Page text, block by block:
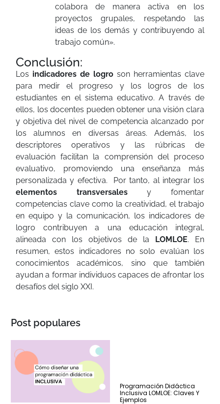
colabora de manera activa en los
proyectos grupales, respetando las
ideas de los demás y contribuyendo al
trabajo común».
Conclusión:
Los indicadores de logro son herramientas clave
para medir el progreso y los logros de los
estudiantes en el sistema educativo. A través de
ellos, los docentes pueden obtener una visión clara
y objetiva del nivel de competencia alcanzado por
los alumnos en diversas áreas. Además, los
descriptores operativos y las rúbricas de
evaluación facilitan la comprensión del proceso
evaluativo, promoviendo una enseñanza más
personalizada y efectiva. Por tanto, al integrar los
elementos transversalesy fomentar
competencias clave como la creatividad, el trabajo
en equipo y la comunicación, los indicadores de
logro contribuyen a una educación integral,
alineada con los objetivos de la LOMLOE. En
resumen, estos indicadores no solo evalúan los
conocimientos académicos, sino que también
ayudan a formar individuos capaces de afrontar los
desafíos del siglo XXI.
Post populares
Programación Didáctica
Inclusiva LOMLOE: Claves Y
Ejemplos